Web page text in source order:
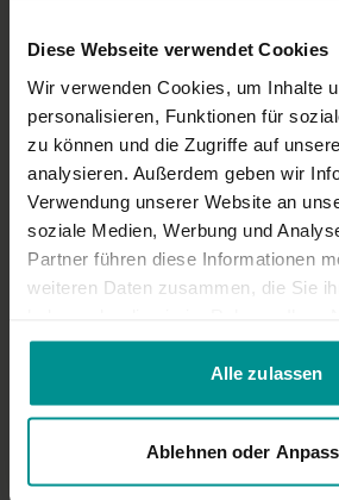
Diese Webseite verwendet Cookies
Wir verwenden Cookies, um Inhalte
personalisieren, Funktionen für
zu können und die Zugriffe auf
analysieren. Außerdem geben wir
Verwendung unserer Website an
soziale Medien, Werbung und
Partner führen diese Informationen
weiteren Daten zusammen, die Sie
gesammelt haben.
Alle zulassen
Ablehnen oder
0
Mehr laden
Ähnliche Videos